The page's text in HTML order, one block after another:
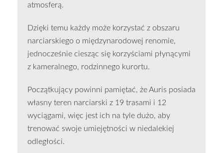
atmosferą.
Dzięki temu każdy może korzystać z obszaru
narciarskiego o międzynarodowej renomie,
jednocześnie ciesząc się korzyściami płynącymi
z kameralnego, rodzinnego kurortu.
Początkujący powinni pamiętać, że Auris posiada
własny teren narciarski z 19 trasami i 12
wyciągami, więc jest ich na tyle dużo, aby
trenować swoje umiejętności w niedalekiej
odległości.